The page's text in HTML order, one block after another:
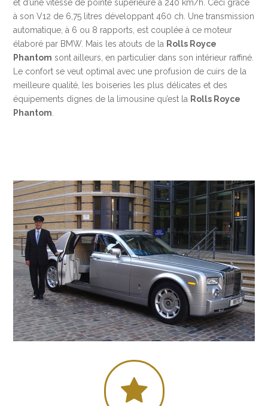
et d’une vitesse de pointe supérieure à 240 km/h. Ceci grâce
à son V12 de 6,75 litres développant 460 ch. Une transmission
automatique, à 6 ou 8 rapports, est couplée à ce moteur
élaboré par BMW. Mais les atouts de la Rolls Royce
Phantom sont ailleurs, en particulier dans son intérieur raffiné.
Le confort se veut optimal avec une profusion de cuirs de la
meilleure qualité, les boiseries les plus délicates et des
équipements dignes de la limousine qu’est la Rolls Royce
Phantom.
